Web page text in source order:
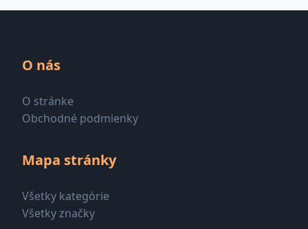
O nás
O stránke
Obchodné podmienky
Mapa stránky
Všetky kategórie
Všetky značky